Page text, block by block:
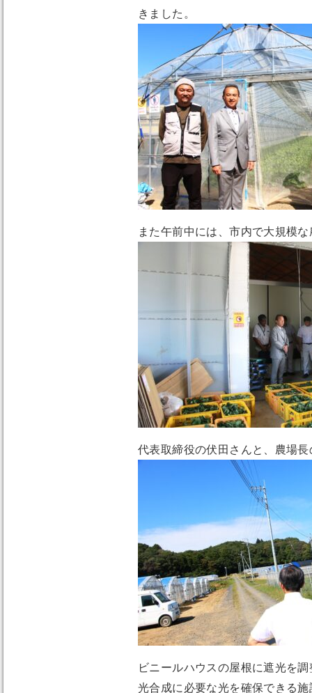
きました。
また午前中には、市内で大規模
代表取締役の伏田さんと、農場
ビニールハウスの屋根に遮光を
光合成に必要な光を確保できる